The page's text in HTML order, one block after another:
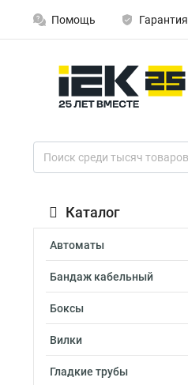
Помощь Гарантия
Каталог
Автоматы
Бандаж кабельный
Боксы
Вилки
Гладкие трубы